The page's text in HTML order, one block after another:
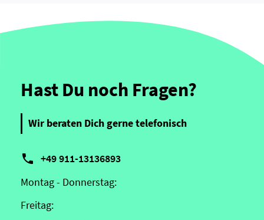
Hast Du noch Fragen?
Wir beraten Dich gerne telefonisch
 +49 911-13136893
Montag - Donnerstag:
Freitag: